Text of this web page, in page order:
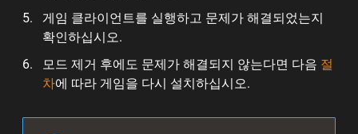
게임 클라이언트를 실행하고 문제가 해결되었는지
확인하십시오.
모드 제거 후에도 문제가 해결되지 않는다면 다음 절
차에 따라 게임을 다시 설치하십시오.